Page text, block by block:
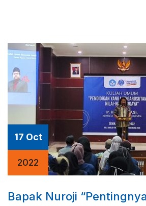
17 Oct
2022
Bapak Nuroji